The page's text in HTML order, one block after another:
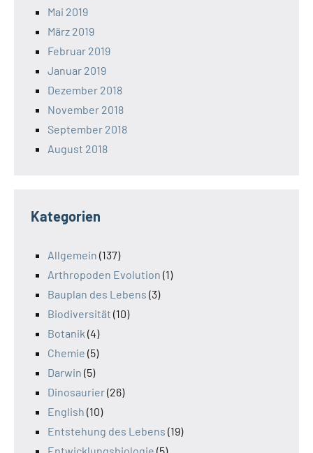
Mai 2019
März 2019
Februar 2019
Januar 2019
Dezember 2018
November 2018
September 2018
August 2018
Kategorien
Allgemein (137)
Arthropoden Evolution (1)
Bauplan des Lebens (3)
Biodiversität (10)
Botanik (4)
Chemie (5)
Darwin (5)
Dinosaurier(26)
English (10)
Entstehung des Lebens (19)